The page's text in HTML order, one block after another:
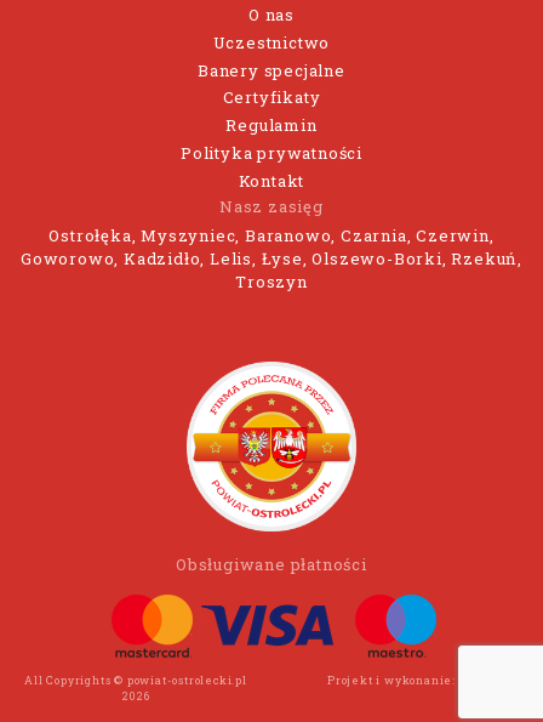
O nas
Uczestnictwo
Banery specjalne
Certyfikaty
Regulamin
Polityka prywatności
Kontakt
Nasz zasięg
Ostrołęka, Myszyniec, Baranowo, Czarnia, Czerwin,
Goworowo, Kadzidło, Lelis, Łyse, Olszewo-Borki, Rzekuń,
Troszyn
Obsługiwane płatności
All Copyrights © powiat-ostrolecki.pl
2026
Projekt i wykonanie: